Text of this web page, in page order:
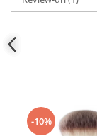
-10%